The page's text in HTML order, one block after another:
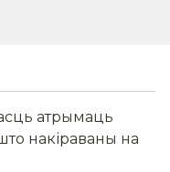
атрымаць
накіраваны на